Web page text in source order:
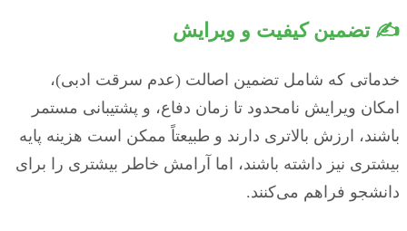
✍️ تضمین کیفیت و ویرایش
خدماتی که شامل تضمین اصالت (عدم سرقت ادبی)،
امکان ویرایش نامحدود تا زمان دفاع، و پشتیبانی مستمر
باشند، ارزش بالاتری دارند و طبیعتاً ممکن است هزینه پایه
بیشتری نیز داشته باشند، اما آرامش خاطر بیشتری را برای
دانشجو فراهم می‌کنند.